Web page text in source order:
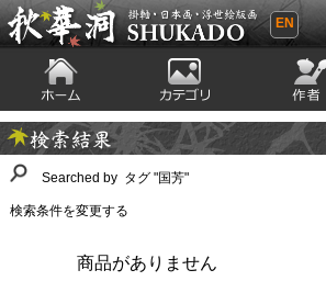
秋華洞 SHUKADO 掛軸・日本画・浮世
EN
ホーム カテゴリ 絵師
検索結果
Searched by タグ "国芳"
検索条件を変更する
商品がありません